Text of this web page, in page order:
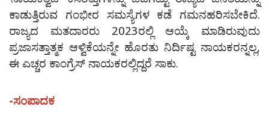
ಕಾಡುತ್ತಿರುವ ಗಂಭೀರ ಸಮಸ್ಯೆಗಳ ಕಡೆ ಗಮನಹರಿಸಬೇಕಿದೆ.
ರಾಜ್ಯದ ಮತದಾರರು 2023ರಲ್ಲಿ ಆಯ್ಕೆ ಮಾಡಿರುವುದು
ಪ್ರಜಾಸತ್ತಾತ್ಮಕ ಆಳ್ವಿಕೆಯನ್ನೇ ಹೊರತು ನಿರ್ದಿಷ್ಟ ನಾಯಕರನ್ನಲ್ಲ,
ಈ ಎಚ್ಚರ ಕಾಂಗ್ರೆಸ್ ನಾಯಕರಲ್ಲಿದ್ದರೆ ಸಾಕು.
-ಸಂಪಾದಕ